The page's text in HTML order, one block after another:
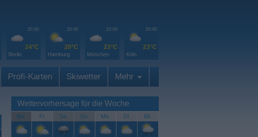
20:00
24°C
Berlin
20:00
20°C
Hamburg
20:00
23°C
München
20:00
23°C
Köln
Profi-Karten Skiwetter Mehr
Wettervorhersage für die Woche
Do. Fr. Sa. So. Mo. Di. Mi.